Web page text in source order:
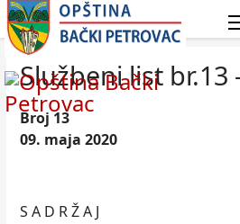
Službeni list br.13
Broj 13
09. maja 2020
S A D R Ž A J